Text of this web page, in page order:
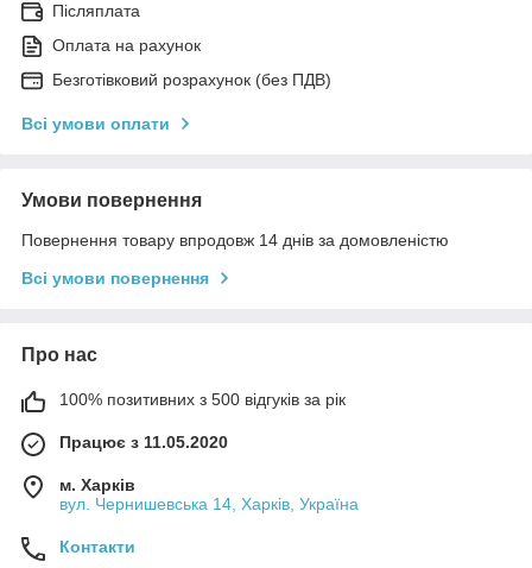
Післяплата
Оплата на рахунок
Безготівковий розрахунок (без ПДВ)
Всі умови оплати
Умови повернення
Повернення товару впродовж 14 днів за домовленістю
Всі умови повернення
Про нас
100% позитивних з 500 відгуків за рік
Працює з 11.05.2020
м. Харків
вул. Чернишевська 14, Харків, Україна
Контакти